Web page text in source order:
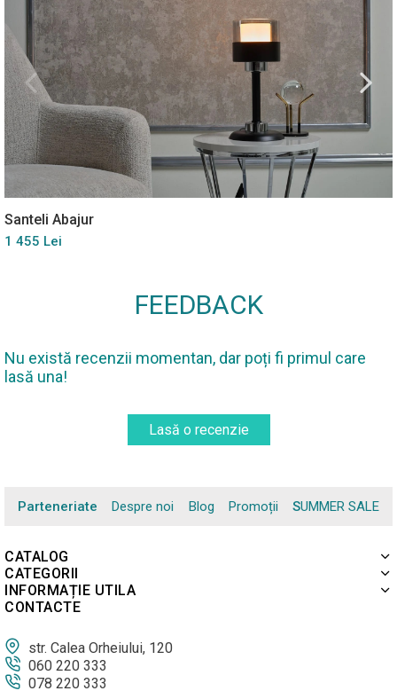
Santeli Abajur
1 455 Lei
FEEDBACK
Nu există recenzii momentan, dar poți fi primul care
lasă una!
Lasă o recenzie
Parteneriate Despre noi Blog Promoții SUMMER SALE
CATALOG
CATEGORII
INFORMAȚIE UTILA
CONTACTE
str. Calea Orheiului, 120
060 220 333
078 220 333